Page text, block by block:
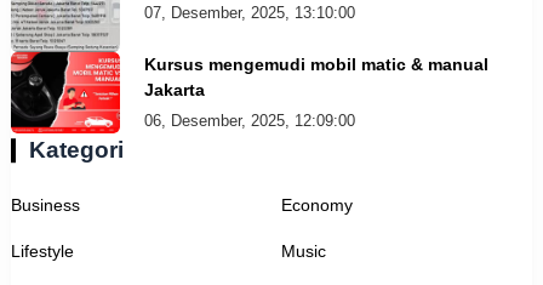
07, Desember, 2025, 13:10:00
Kursus mengemudi mobil matic & manual
Jakarta
06, Desember, 2025, 12:09:00
Kategori
Business Economy
Lifestyle Music